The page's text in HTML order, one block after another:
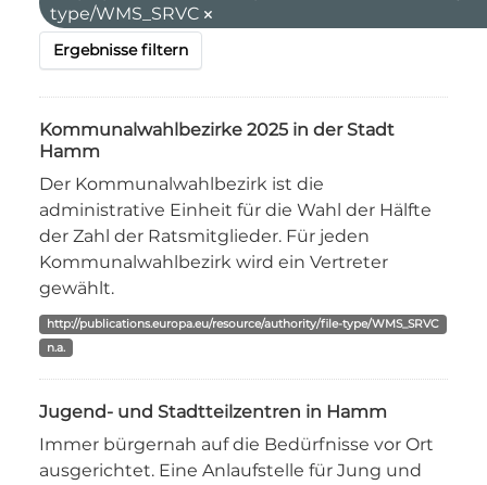
type/WMS_SRVC
Ergebnisse filtern
Kommunalwahlbezirke 2025 in der Stadt
Hamm
Der Kommunalwahlbezirk ist die
administrative Einheit für die Wahl der Hälfte
der Zahl der Ratsmitglieder. Für jeden
Kommunalwahlbezirk wird ein Vertreter
gewählt.
http://publications.europa.eu/resource/authority/file-type/WMS_SRVC
n.a.
Jugend- und Stadtteilzentren in Hamm
Immer bürgernah auf die Bedürfnisse vor Ort
ausgerichtet. Eine Anlaufstelle für Jung und